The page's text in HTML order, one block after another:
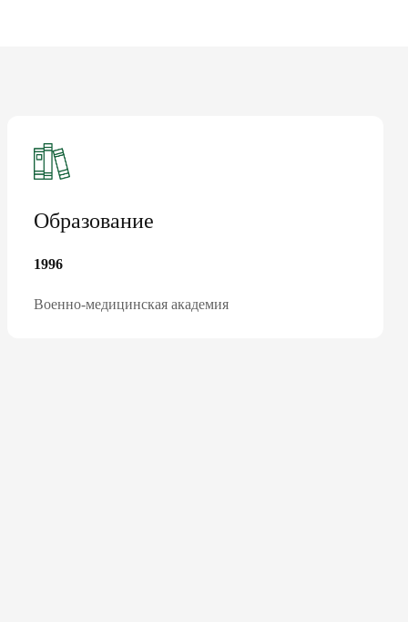
Образование
1996
Военно-медицинская академия